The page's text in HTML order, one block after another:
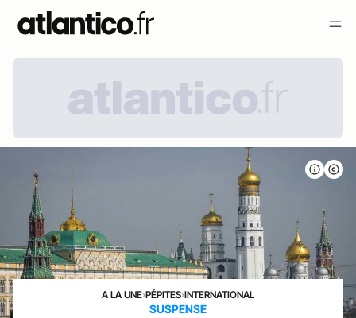
A LA UNE›PÉPITES›INTERNATIONAL
SUSPENSE